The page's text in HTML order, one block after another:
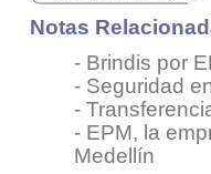
Notas
- Brindis por
- Seguridad
-
- EPM, la
Medellín